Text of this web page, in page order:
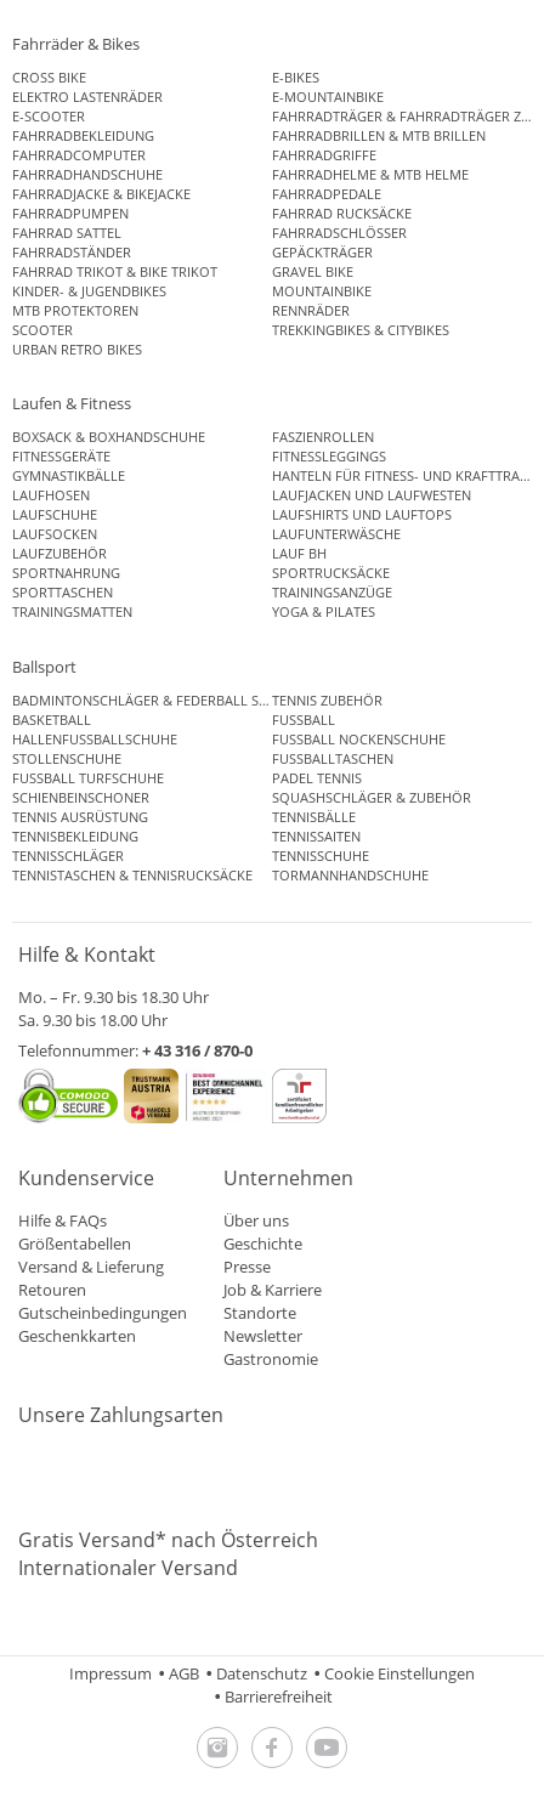
Fahrräder & Bikes
CROSS BIKE
E-BIKES
ELEKTRO LASTENRÄDER
E-MOUNTAINBIKE
E-SCOOTER
FAHRRADTRÄGER & FAHRRADTRÄGER
FAHRRADBEKLEIDUNG
FAHRRADBRILLEN & MTB BRILLEN
FAHRRADCOMPUTER
FAHRRADGRIFFE
FAHRRADHANDSCHUHE
FAHRRADHELME & MTB HELME
FAHRRADJACKE & BIKEJACKE
FAHRRADPEDALE
FAHRRADPUMPEN
FAHRRAD RUCKSÄCKE
FAHRRAD SATTEL
FAHRRADSCHLÖSSER
FAHRRADSTÄNDER
GEPÄCKTRÄGER
FAHRRAD TRIKOT & BIKE TRIKOT
GRAVEL BIKE
KINDER- & JUGENDBIKES
MOUNTAINBIKE
MTB PROTEKTOREN
RENNRÄDER
SCOOTER
TREKKINGBIKES & CITYBIKES
URBAN RETRO BIKES
Laufen & Fitness
BOXSACK & BOXHANDSCHUHE
FASZIENROLLEN
FITNESSGERÄTE
FITNESSLEGGINGS
GYMNASTIKBÄLLE
HANTELN FÜR FITNESS- UND
LAUFHOSEN
LAUFJACKEN UND LAUFWESTEN
LAUFSCHUHE
LAUFSHIRTS UND LAUFTOPS
LAUFSOCKEN
LAUFUNTERWÄSCHE
LAUFZUBEHÖR
LAUF BH
SPORTNAHRUNG
SPORTRUCKSÄCKE
SPORTTASCHEN
TRAININGSANZÜGE
TRAININGSMATTEN
YOGA & PILATES
Ballsport
BADMINTONSCHLÄGER & FEDERBALL SETSTENNIS ZUBEHÖR
BASKETBALL
FUSSBALL
HALLENFUSSBALLSCHUHE
FUSSBALL NOCKENSCHUHE
STOLLENSCHUHE
FUSSBALLTASCHEN
FUSSBALL TURFSCHUHE
PADEL TENNIS
SCHIENBEINSCHONER
SQUASHSCHLÄGER & ZUBEHÖR
TENNIS AUSRÜSTUNG
TENNISBÄLLE
TENNISBEKLEIDUNG
TENNISSAITEN
TENNISSCHLÄGER
TENNISSCHUHE
TENNISTASCHEN & TENNISRUCKSÄCKE
TORMANNHANDSCHUHE
Hilfe & Kontakt
Mo. – Fr. 9.30 bis 18.30 Uhr
Sa. 9.30 bis 18.00 Uhr
Telefonnummer:+ 43 316 / 870-0
Kundenservice
Hilfe & FAQs
Größentabellen
Versand & Lieferung
Retouren
Gutscheinbedingungen
Geschenkkarten
Unternehmen
Über uns
Geschichte
Presse
Job & Karriere
Standorte
Newsletter
Gastronomie
Unsere Zahlungsarten
Gratis Versand* nach Österreich
Internationaler Versand
Impressum AGB Datenschutz
Cookie Einstellungen
Barrierefreiheit